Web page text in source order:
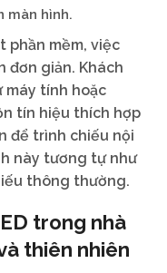
màn hình.
phần mềm, việc
đơn giản. Khách
máy tính hoặc
tín hiệu thích hợp
để trình chiếu nội
này tương tự như
thông thường.
trong nhà
thiên nhiên